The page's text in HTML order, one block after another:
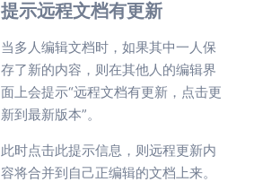
提示远程文档有更新
当多人编辑文档时，如果其中一人保
存了新的内容，则在其他人的编辑界
面上会提示“远程文档有更新，点击更
新到最新版本”。
此时点击此提示信息，则远程更新内
容将合并到自己正编辑的文档上来。